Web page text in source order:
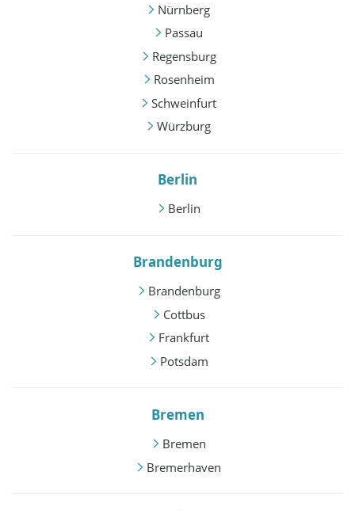
Nürnberg
Passau
Regensburg
Rosenheim
Schweinfurt
Würzburg
Berlin
Berlin
Brandenburg
Brandenburg
Cottbus
Frankfurt
Potsdam
Bremen
Bremen
Bremerhaven